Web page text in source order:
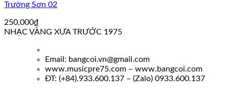
Trường Sơn 02
250,000₫
NHẠC VÀNG XƯA TRƯỚC 1975
Email: bangcoi.vn@gmail.com
www.musicpre75.com – www.bangcoi.com
ĐT: (+84).933.600.137 – (Zalo) 0933.600.137